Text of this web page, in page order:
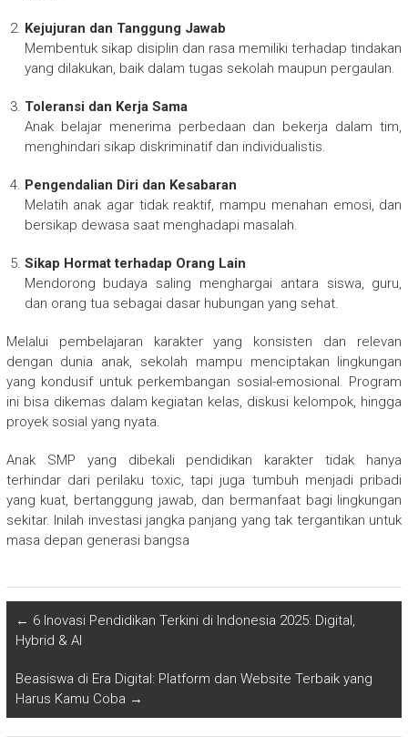
Kejujuran dan Tanggung Jawab
Membentuk sikap disiplin dan rasa memiliki terhadap tindakan
yang dilakukan, baik dalam tugas sekolah maupun pergaulan.
Toleransi dan Kerja Sama
Anak belajar menerima perbedaan dan bekerja dalam tim,
menghindari sikap diskriminatif dan individualistis.
Pengendalian Diri dan Kesabaran
Melatih anak agar tidak reaktif, mampu menahan emosi, dan
bersikap dewasa saat menghadapi masalah.
Sikap Hormat terhadap Orang Lain
Mendorong budaya saling menghargai antara siswa, guru,
dan orang tua sebagai dasar hubungan yang sehat.
Melalui pembelajaran karakter yang konsisten dan relevan
dengan dunia anak, sekolah mampu menciptakan lingkungan
yang kondusif untuk perkembangan sosial-emosional. Program
ini bisa dikemas dalam kegiatan kelas, diskusi kelompok, hingga
proyek sosial yang nyata.
Anak SMP yang dibekali pendidikan karakter tidak hanya
terhindar dari perilaku toxic, tapi juga tumbuh menjadi pribadi
yang kuat, bertanggung jawab, dan bermanfaat bagi lingkungan
sekitar. Inilah investasi jangka panjang yang tak tergantikan untuk
masa depan generasi bangsa
← 6 Inovasi Pendidikan Terkini di Indonesia 2025: Digital,
Hybrid & AI
Beasiswa di Era Digital: Platform dan Website Terbaik yang
Harus Kamu Coba →